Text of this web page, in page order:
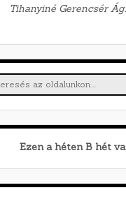
Tihanyiné Gerencsér
Ezen a héten Bhét